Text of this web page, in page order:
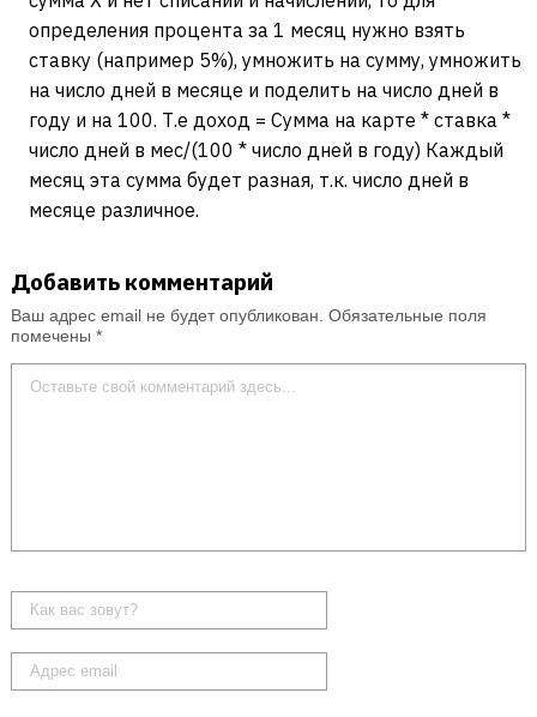
определения процента за 1 месяц нужно взять
ставку (например 5%), умножить на сумму, умножить
на число дней в месяце и поделить на число дней в
году и на 100. Т.е доход = Сумма на карте * ставка *
число дней в мес/(100 * число дней в году) Каждый
месяц эта сумма будет разная, т.к. число дней в
месяце различное.
Добавить комментарий
Ваш адрес email не будет опубликован. Обязательные поля
помечены *